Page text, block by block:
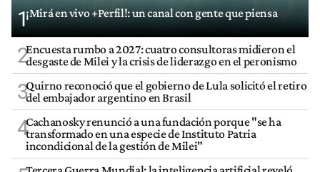
1¡Mirá en vivo +Perfil!: un canal con gente que piensa
2Encuesta rumbo a 2027: cuatro consultoras midieron el
desgaste de Milei y la crisis de liderazgo en el peronismo
3Quirno reconoció que el gobierno de Lula solicitó el retiro
del embajador argentino en Brasil
4Cachanosky renunció a una fundación porque "se ha
transformado en una especie de Instituto Patria
incondicional de la gestión de Milei"